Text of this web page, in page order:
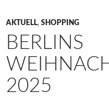
AKTUELL, SHOPPING
BERLINS
2025